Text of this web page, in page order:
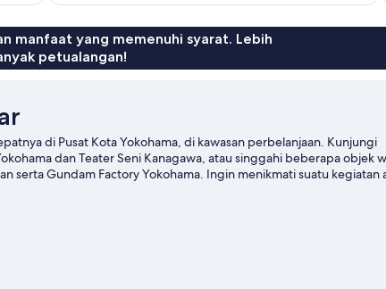
manfaat yang memenuhi syarat. Lebih
petualangan!
di Pusat Kota Yokohama, di kawasan perbelanjaan. Kunjungi
dan Teater Seni Kanagawa, atau singgahi beberapa objek
serta Gundam Factory Yokohama. Ingin menikmati suatu kegiatan
Nissan.